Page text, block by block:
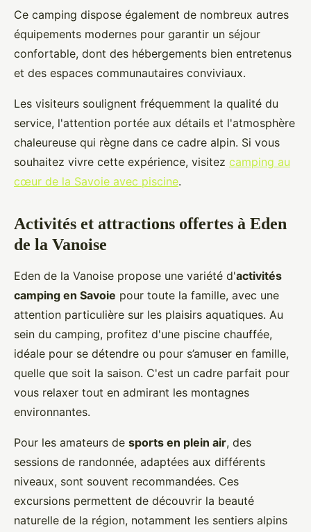
Ce camping dispose également de nombreux autres
équipements modernes pour garantir un séjour
confortable, dont des hébergements bien entretenus
et des espaces communautaires conviviaux.
Les visiteurs soulignent fréquemment la qualité du
service, l'attention portée aux détails et l'atmosphère
chaleureuse qui règne dans ce cadre alpin. Si vous
souhaitez vivre cette expérience, visitez camping au
cœur de la Savoie avec piscine.
Activités et attractions offertes à Eden
de la Vanoise
Eden de la Vanoise propose une variété d'activités
camping en Savoie pour toute la famille, avec une
attention particulière sur les plaisirs aquatiques. Au
sein du camping, profitez d'une piscine chauffée,
idéale pour se détendre ou pour s’amuser en famille,
quelle que soit la saison. C'est un cadre parfait pour
vous relaxer tout en admirant les montagnes
environnantes.
Pour les amateurs de sports en plein air, des
sessions de randonnée, adaptées aux différents
niveaux, sont souvent recommandées. Ces
excursions permettent de découvrir la beauté
naturelle de la région, notamment les sentiers alpins